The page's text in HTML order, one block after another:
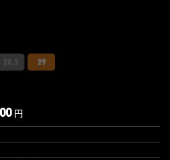
29
円